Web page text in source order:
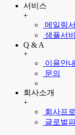
서비스
+
메일링
샘플서
Q & A
+
이용안
문의
회사소개
+
회사프
글로벌